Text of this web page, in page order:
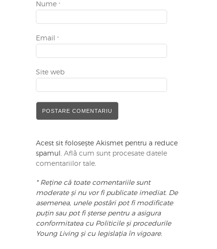
Nume *
Email *
Site web
Acest sit folosește Akismet pentru a reduce
spamul. Află cum sunt procesate datele
comentariilor tale
* Reține că toate comentariile sunt
moderate și nu vor fi publicate imediat. De
asemenea, unele postări pot fi modificate
puțin sau pot fi șterse pentru a asigura
conformitatea cu Politicile și procedurile
Young Living și cu legislația în vigoare.